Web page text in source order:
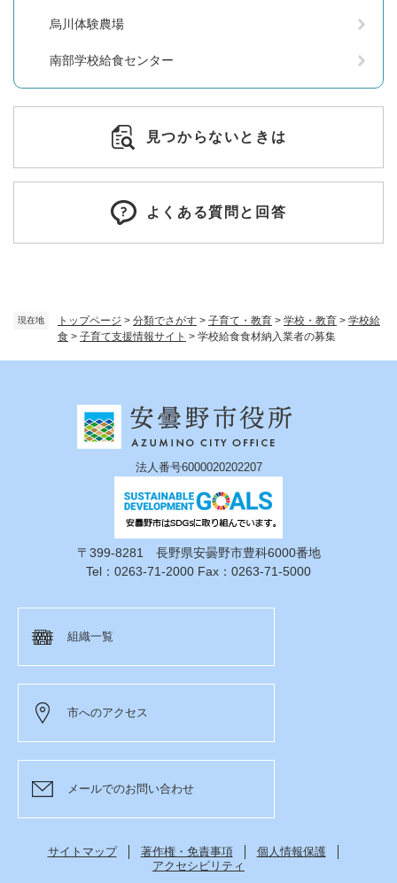
現在地 トップページ > 分類でさがす > 子育て・教育 > 学校・教育 > 学校給
食 > 子育て支援情報サイト > 学校給食食材納入業者の募集
烏川体験農場
南部学校給食センター
見つからないときは
よくある質問と回答
法人番号6000020202207
〒399-8281 長野県安曇野市豊科6000番地
Tel：0263-71-2000 Fax：0263-71-5000
組織一覧
市へのアクセス
メールでのお問い合わせ
サイトマップ 著作権・免責事項
個人情報保護
アクセシビリティ